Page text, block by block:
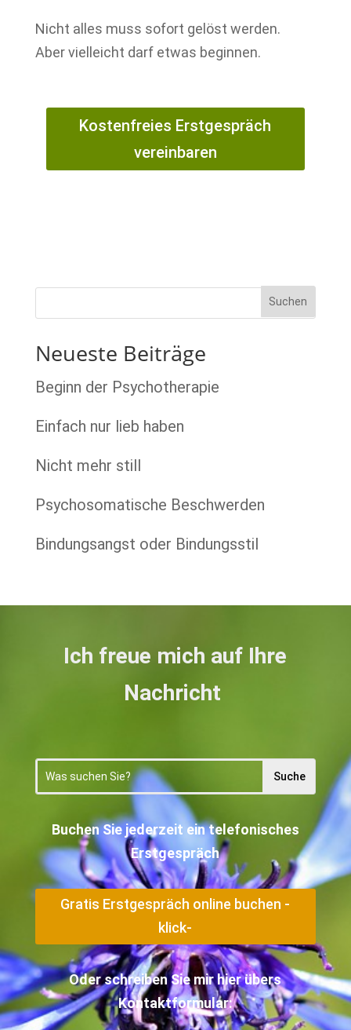
Nicht alles muss sofort gelöst werden.
Aber vielleicht darf etwas beginnen.
Kostenfreies Erstgespräch
vereinbaren
Neueste Beiträge
Beginn der Psychotherapie
Einfach nur lieb haben
Nicht mehr still
Psychosomatische Beschwerden
Bindungsangst oder Bindungsstil
Ich freue mich auf Ihre
Nachricht
Buchen Sie jederzeit ein telefonisches
Erstgespräch
Gratis Erstgespräch online buchen -
klick-
Oder schreiben Sie mir hier übers
Kontaktformular: